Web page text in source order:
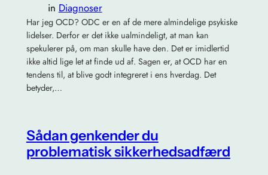
in Diagnoser
Har jeg OCD? ODC er en af de mere almindelige psykiske
lidelser. Derfor er det ikke ualmindeligt, at man kan
spekulerer på, om man skulle have den. Det er imidlertid
ikke altid lige let at finde ud af. Sagen er, at OCD har en
tendens til, at blive godt integreret i ens hverdag. Det
betyder,…
Sådan genkender du
problematisk sikkerhedsadfærd